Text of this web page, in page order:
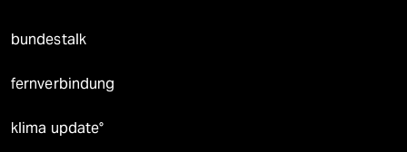
bundestalk
fernverbindung
klima update°